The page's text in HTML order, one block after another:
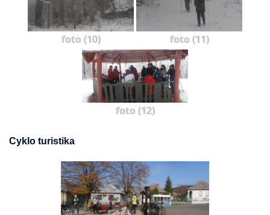
foto (10) foto (11)
foto (12)
Cyklo turistika